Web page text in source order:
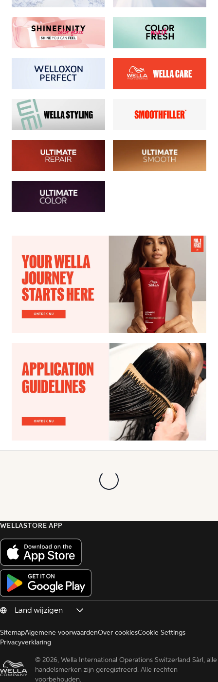
WELLASTORE APP
SitemapAlgemene voorwaardenOver cookiesCookie Settings
Privacyverklaring
© 2026, Wella International Operations Switzerland Sàrl, alle
handelsmerken zijn geregistreerd. Alle rechten
voorbehouden.